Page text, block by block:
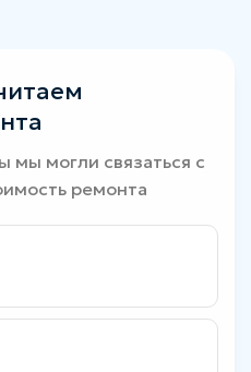
мы могли связаться с
ремонта